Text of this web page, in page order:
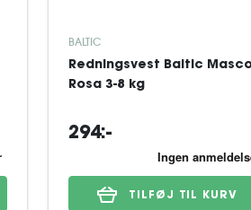
BALTIC
Redningsvest Baltic
Rosa 3-8 kg
294:-
TILFØJ TIL KURV